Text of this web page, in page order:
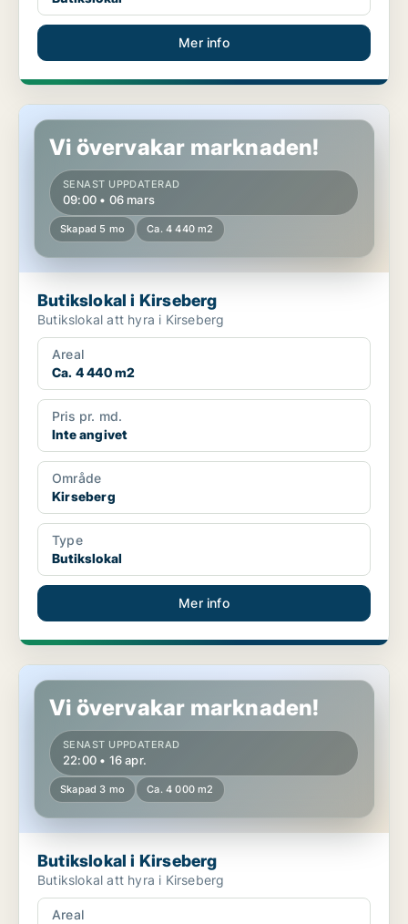
Mer info
Butikslokal i Kirseberg
Vi övervakar marknaden!
SENAST UPPDATERAD
09:00 • 06 mars
Skapad 5 mo Ca. 4 440 m2
Butikslokal i Kirseberg
Butikslokal att hyra i Kirseberg
Areal
Ca. 4 440 m2
Pris pr. md.
Inte angivet
Område
Kirseberg
Type
Butikslokal
Mer info
Butikslokal i Kirseberg
Vi övervakar marknaden!
SENAST UPPDATERAD
22:00 • 16 apr.
Skapad 3 mo Ca. 4 000 m2
Butikslokal i Kirseberg
Butikslokal att hyra i Kirseberg
Areal